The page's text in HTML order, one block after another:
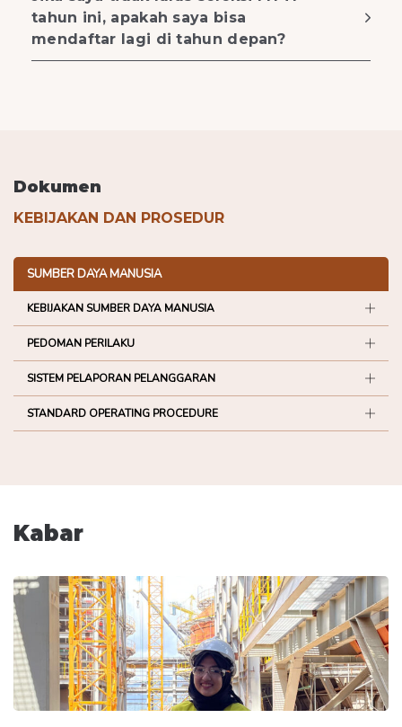
tahun ini, apakah saya bisa
mendaftar lagi di tahun depan?
Dokumen
KEBIJAKAN DAN PROSEDUR
SUMBER DAYA MANUSIA
KEBIJAKAN SUMBER DAYA MANUSIA
PEDOMAN PERILAKU
SISTEM PELAPORAN PELANGGARAN
STANDARD OPERATING PROCEDURE
Kabar